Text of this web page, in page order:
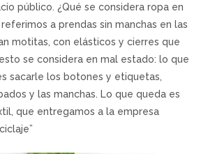
público. ¿Qué se considera ropa en
a prendas sin manchas en las
motitas, con elásticos y cierres que
se considera en mal estado: lo que
sacarle los botones y etiquetas,
y las manchas. Lo que queda es
que entregamos a la empresa